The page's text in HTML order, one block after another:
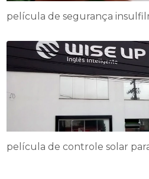
película de segurança
película de controle solar